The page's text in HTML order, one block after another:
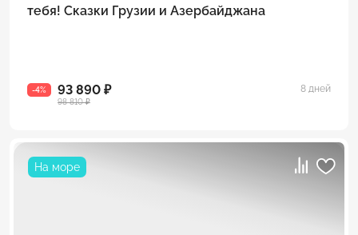
тебя! Сказки Грузии и Азербайджана
-4% 93 890 ₽
98 810 ₽
8 дней
На море